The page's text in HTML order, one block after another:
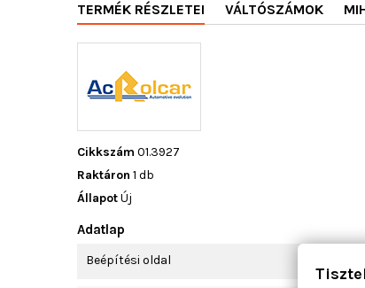
TERMÉK RÉSZLETEI VÁLTÓSZÁMOK
Cikkszám 01.3927
Raktáron 1 db
ÁllapotÚj
Adatlap
Beépítési oldal